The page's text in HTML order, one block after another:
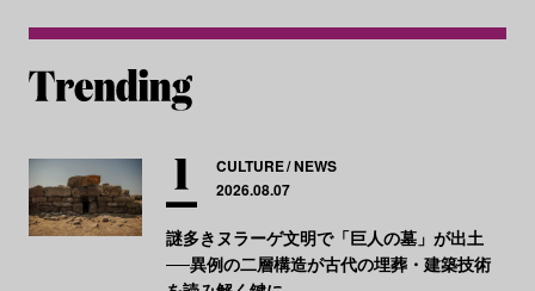
CULTURE NEWS
2026.08.07
謎多きヌラーゲ文明で「巨人の墓」が出土
──異例の二層構造が古代の埋葬・建築技術